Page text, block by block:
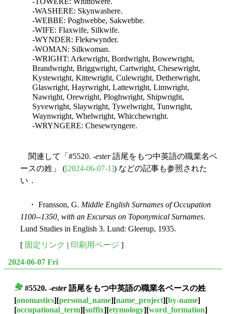
-WASHERE: Skynwashere.
-WEBBE: Poghwebbe, Sakwebbe.
-WIFE: Flaxwife, Silkwife.
-WYNDER: Flekewynder.
-WOMAN: Silkwoman.
-WRIGHT: Arkewright, Bordwright, Bowewright,
Brandwright, Briggwright, Cartwright, Chesewright,
Kystewright, Kittewright, Culewright, Detherwright,
Glaswright, Hayrwright, Lattewright, Limwright,
Nawright, Orewright, Ploghwright, Shipwright,
Syvewright, Slaywright, Tywelwright, Tunwright,
Waynwright, Whelwright, Whicchewright.
-WRYNGERE: Chesewryngere.
関連して「#5520. -ester語尾をもつ中英語の職業名ベ
ースの姓」 ([2024-06-07-1]) などの記事も参照された
い．
・ Fransson, G. Middle English Surnames of Occupation
1100--1350, with an Excursus on Toponymical Surnames.
Lund Studies in English 3. Lund: Gleerup, 1935.
[ 固定リンク | 印刷用ページ ]
2024-06-07 Fri
#5520. -ester語尾をもつ中英語の職業名ベースの姓
[onomastics][personal_name][name_project][by-name]
[occupational_term][suffix][etymology][word_formation]